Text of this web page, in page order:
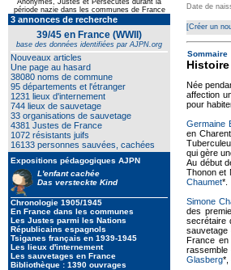
Anonymes, Justes et Persécutés durant la
période nazie dans les communes de France
3 annonces de recherche
39/45 en France (WWII)
base des données identifiées par AJPN.org
Nouveaux articles
Une page au hasard
38080 noms de commune
95 départements et l'étranger
1231 lieux d'internement
744 lieux de sauvetage
33 organisations de sauvetage
4381 Justes de France
1072 résistants juifs
16133 personnes sauvées, cachées
Expositions pédagogiques AJPN
L'enfant cachée
Das versteckte Kind
Chronologie 1905/1945
En France dans les communes
Les Justes parmi les Nations
Républicains espagnols
Tsiganes français en 1939-1945
Les lieux d'internement
Les sauvetages en France
Bibliothèque : 1390 ouvrages
Date de
[Créer un
Sommaire
Histoire
Née
affection
pour
Germaine
en
qui gère
Au début
Thonon et
Chaumet*.
Simone
des
secrétaire
France
rassemble
Glasberg*,